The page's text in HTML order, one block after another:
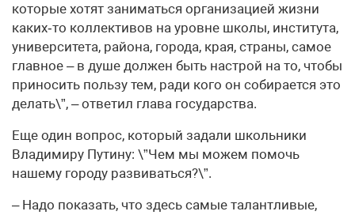
которые хотят заниматься организацией жизни
каких‑то коллективов на уровне школы, института,
университета, района, города, края, страны, самое
главное – в душе должен быть настрой на то, чтобы
приносить пользу тем, ради кого он собирается это
делать\”, – ответил глава государства.
Еще один вопрос, который задали школьники
Владимиру Путину: \”Чем мы можем помочь
нашему городу развиваться?\”.
– Надо показать, что здесь самые талантливые,